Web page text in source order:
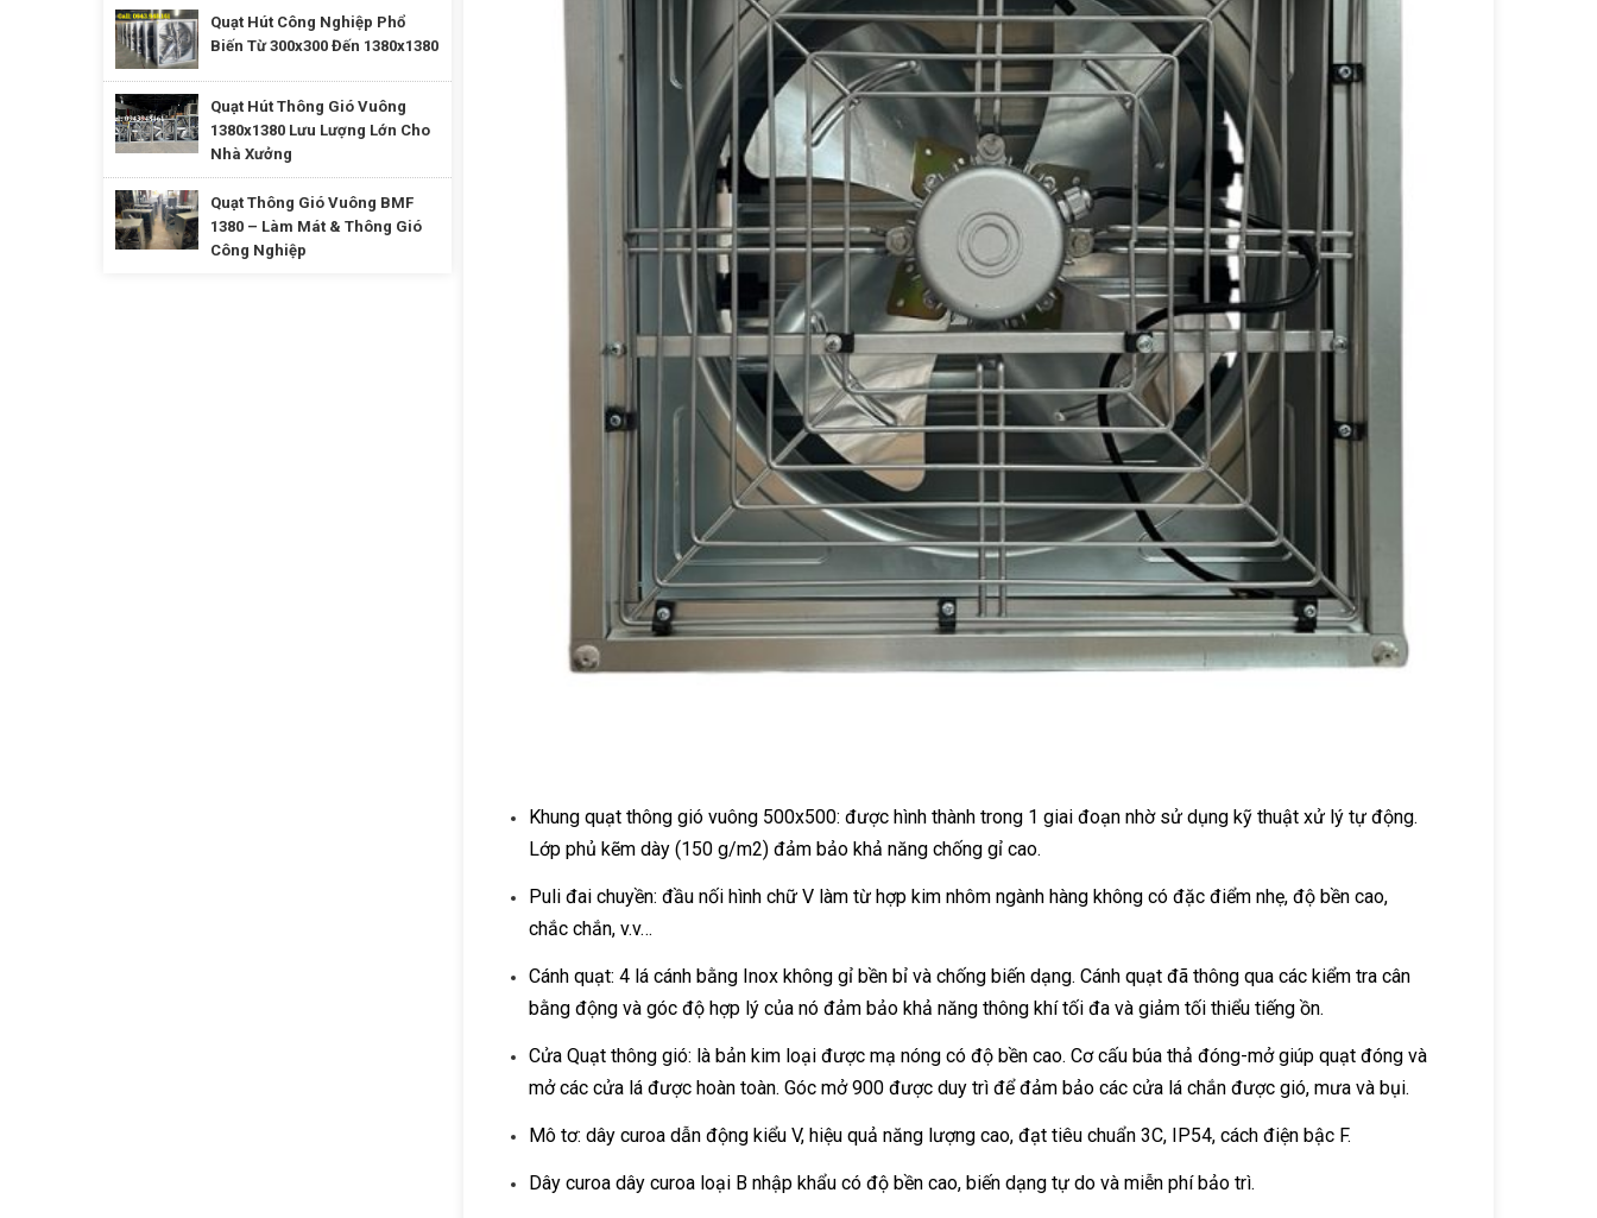
Quạt Hút Công Nghiệp Phổ
Biến Từ 300x300 Đến 1380x1380
Quạt Hút Thông Gió Vuông
1380x1380 Lưu Lượng Lớn Cho
Nhà Xưởng
Quạt Thông Gió Vuông BMF
1380 – Làm Mát & Thông Gió
Công Nghiệp
Khung quạt thông gió vuông 500x500: được hình thành trong 1 giai đoạn nhờ sử dụng kỹ thuật xử lý tự động.
Lớp phủ kẽm dày (150 g/m2) đảm bảo khả năng chống gỉ cao.
Puli đai chuyền: đầu nối hình chữ V làm từ hợp kim nhôm ngành hàng không có đặc điểm nhẹ, độ bền cao,
chắc chắn, v.v…
Cánh quạt: 4 lá cánh bằng Inox không gỉ bền bỉ và chống biến dạng. Cánh quạt đã thông qua các kiểm tra cân
bằng động và góc độ hợp lý của nó đảm bảo khả năng thông khí tối đa và giảm tối thiểu tiếng ồn.
Cửa Quạt thông gió: là bản kim loại được mạ nóng có độ bền cao. Cơ cấu búa thả đóng-mở giúp quạt đóng và
mở các cửa lá được hoàn toàn. Góc mở 900 được duy trì để đảm bảo các cửa lá chắn được gió, mưa và bụi.
Mô tơ: dây curoa dẫn động kiểu V, hiệu quả năng lượng cao, đạt tiêu chuẩn 3C, IP54, cách điện bậc F.
Dây curoa dây curoa loại B nhập khẩu có độ bền cao, biến dạng tự do và miễn phí bảo trì.